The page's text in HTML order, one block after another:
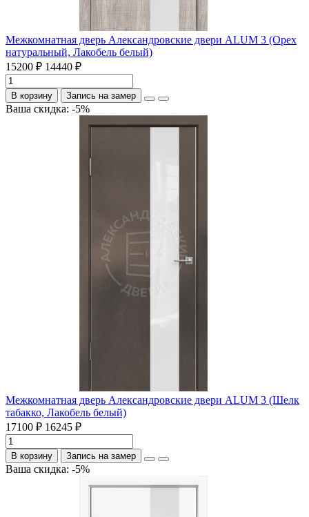
Межкомнатная дверь Александровские двери ALUM 3 (Орех
натуральный, Лакобель белый)
15200 ₽ 14440 ₽
В корзину Запись на замер
Ваша скидка: -5%
Межкомнатная дверь Александровские двери ALUM 3 (Шелк
табакко, Лакобель белый)
17100 ₽ 16245 ₽
В корзину Запись на замер
Ваша скидка: -5%